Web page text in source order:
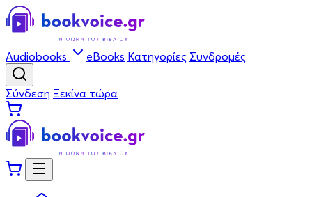
Audiobooks eBooks Κατηγορίες Συνδρομές
Σύνδεση Ξεκίνα τώρα